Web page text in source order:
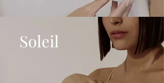
Soleil